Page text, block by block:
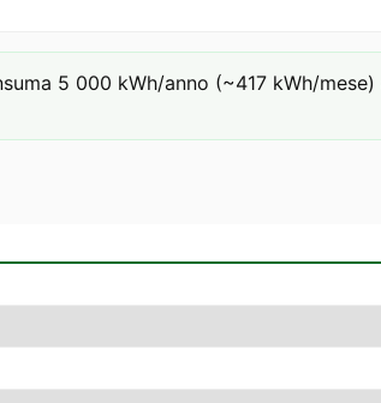
5 000 kWh/anno (~417 kWh/